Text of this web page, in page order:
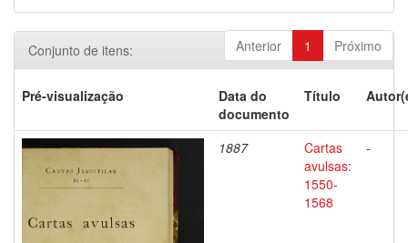
Anterior 1 Próximo
Conjunto de itens:
Pré-visualização
Data do
documento
Título
1887
Cartas
avulsas:
1550-
1568
-